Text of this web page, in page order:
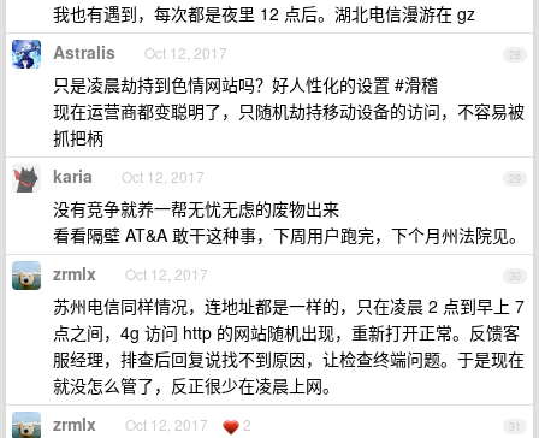
我也有遇到，每次都是夜里 12 点后。湖北电信漫游在 gz
28
Astralis Oct 12, 2017
只是凌晨劫持到色情网站吗？好人性化的设置 #滑稽
现在运营商都变聪明了，只随机劫持移动设备的访问，不容易被
抓把柄
29
karia Oct 12, 2017
没有竞争就养一帮无忧无虑的废物出来
看看隔壁 AT&A 敢干这种事，下周用户跑完，下个月州法院见。
30
zrmlx Oct 12, 2017
苏州电信同样情况，连地址都是一样的，只在凌晨 2 点到早上 7
点之间，4g 访问 http 的网站随机出现，重新打开正常。反馈客
服经理，排查后回复说找不到原因，让检查终端问题。于是现在
就没怎么管了，反正很少在凌晨上网。
31
zrmlx Oct 12, 2017 2